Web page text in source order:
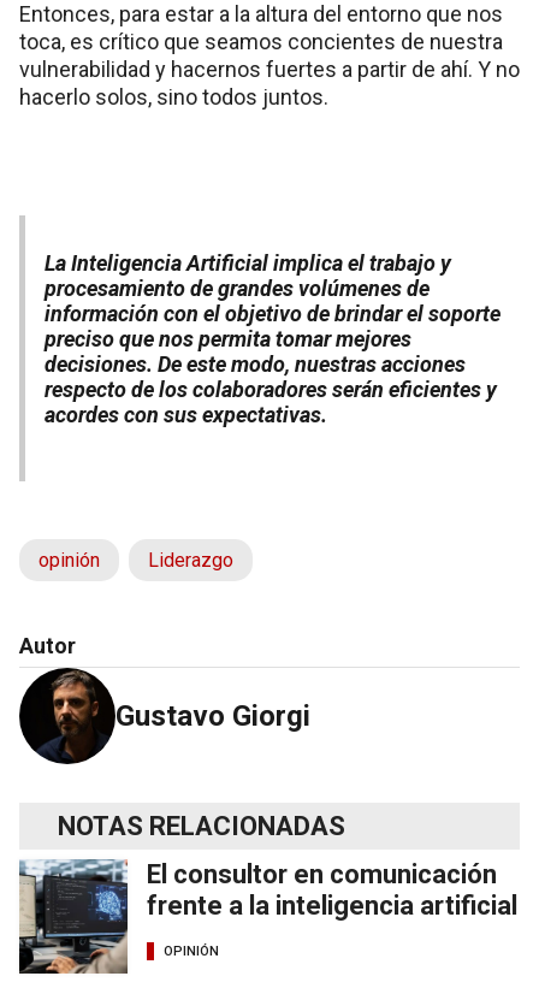
Entonces, para estar a la altura del entorno que nos
toca, es crítico que seamos concientes de nuestra
vulnerabilidad y hacernos fuertes a partir de ahí. Y no
hacerlo solos, sino todos juntos.
La Inteligencia Artificial implica el trabajo y
procesamiento de grandes volúmenes de
información con el objetivo de brindar el soporte
preciso que nos permita tomar mejores
decisiones. De este modo, nuestras acciones
respecto de los colaboradores serán eficientes y
acordes con sus expectativas.
opinión Liderazgo
Autor
Gustavo Giorgi
NOTAS RELACIONADAS
El consultor en comunicación
frente a la inteligencia artificial
OPINIÓN